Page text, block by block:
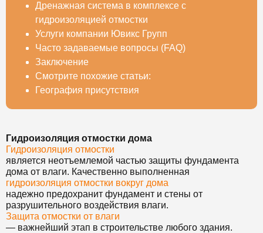
Дренажная система в комплексе с
гидроизоляцией отмостки
Услуги компании Ювикс Групп
Часто задаваемые вопросы (FAQ)
Заключение
Смотрите похожие статьи:
География присутствия
Гидроизоляция отмостки дома
Гидроизоляция отмостки
является неотъемлемой частью защиты фундамента
дома от влаги. Качественно выполненная
гидроизоляция отмостки вокруг дома
надежно предохранит фундамент и стены от
разрушительного воздействия влаги.
Защита отмостки от влаги
— важнейший этап в строительстве любого здания.